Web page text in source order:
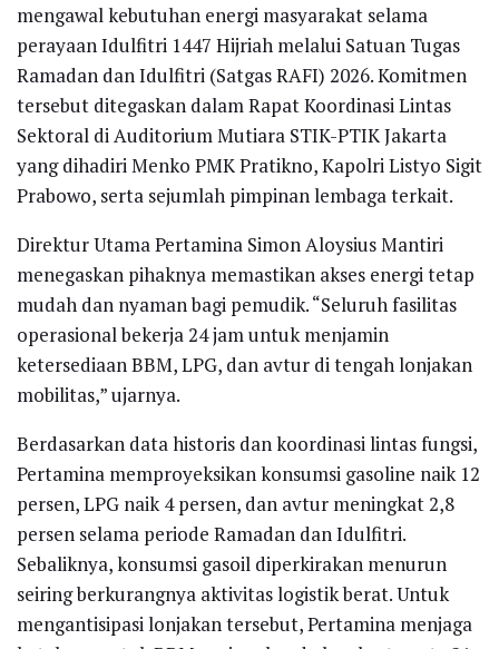
mengawal kebutuhan energi masyarakat selama
perayaan Idulfitri 1447 Hijriah melalui Satuan Tugas
Ramadan dan Idulfitri (Satgas RAFI) 2026. Komitmen
tersebut ditegaskan dalam Rapat Koordinasi Lintas
Sektoral di Auditorium Mutiara STIK-PTIK Jakarta
yang dihadiri Menko PMK Pratikno, Kapolri Listyo Sigit
Prabowo, serta sejumlah pimpinan lembaga terkait.
Direktur Utama Pertamina Simon Aloysius Mantiri
menegaskan pihaknya memastikan akses energi tetap
mudah dan nyaman bagi pemudik. “Seluruh fasilitas
operasional bekerja 24 jam untuk menjamin
ketersediaan BBM, LPG, dan avtur di tengah lonjakan
mobilitas,” ujarnya.
Berdasarkan data historis dan koordinasi lintas fungsi,
Pertamina memproyeksikan konsumsi gasoline naik 12
persen, LPG naik 4 persen, dan avtur meningkat 2,8
persen selama periode Ramadan dan Idulfitri.
Sebaliknya, konsumsi gasoil diperkirakan menurun
seiring berkurangnya aktivitas logistik berat. Untuk
mengantisipasi lonjakan tersebut, Pertamina menjaga